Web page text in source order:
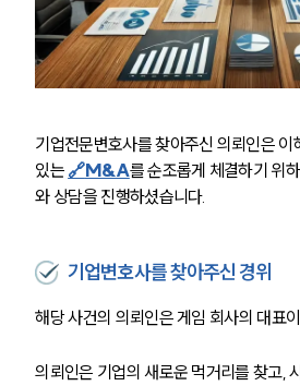
기업전문변호사를 찾아주신 의뢰인은 이
있는 🔗M&A를 순조롭게 체결하기 위
와 상담을 진행하셨습니다.
기업변호사를 찾아주신 경위
해당 사건의 의뢰인은 게임 회사의 대표
의뢰인은 기업의 새로운 먹거리를 찾고,